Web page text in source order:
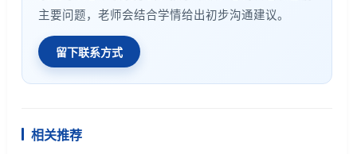
主要问题，老师会结合学情给出初步沟通建议。
留下联系方式
相关推荐